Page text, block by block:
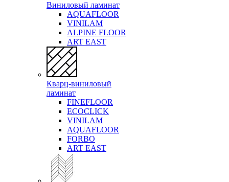
Виниловый ламинат
AQUAFLOOR
VINILAM
ALPINE FLOOR
ART EAST
Кварц-виниловый
ламинат
FINEFLOOR
ECOCLICK
VINILAM
AQUAFLOOR
FORBO
ART EAST